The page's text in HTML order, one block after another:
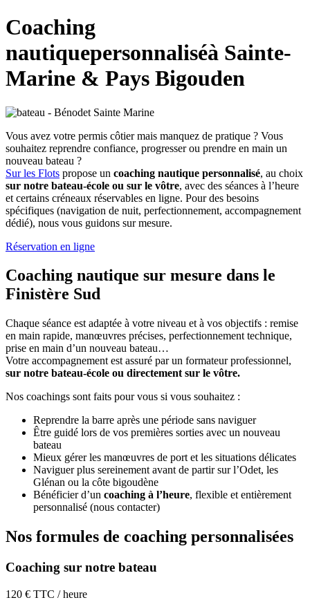
Coaching
nautiquepersonnaliséà Sainte-
Marine & Pays Bigouden
Vous avez votre permis côtier mais manquez de pratique ? Vous
souhaitez reprendre confiance, progresser ou prendre en main un
nouveau bateau ?
Sur les Flots propose un coaching nautique personnalisé, au choix
sur notre bateau-école ou sur le vôtre, avec des séances à l’heure
et certains créneaux réservables en ligne. Pour des besoins
spécifiques (navigation de nuit, perfectionnement, accompagnement
dédié), nous vous guidons sur mesure.
Réservation en ligne
Coaching nautique sur mesure dans le
Finistère Sud
Chaque séance est adaptée à votre niveau et à vos objectifs : remise
en main rapide, manœuvres précises, perfectionnement technique,
prise en main d’un nouveau bateau…
Votre accompagnement est assuré par un formateur professionnel,
sur notre bateau-école ou directement sur le vôtre.
Nos coachings sont faits pour vous si vous souhaitez :
Reprendre la barre après une période sans naviguer
Être guidé lors de vos premières sorties avec un nouveau
bateau
Mieux gérer les manœuvres de port et les situations délicates
Naviguer plus sereinement avant de partir sur l’Odet, les
Glénan ou la côte bigoudène
Bénéficier d’un coaching à l’heure, flexible et entièrement
personnalisé (nous contacter)
Nos formules de coaching personnalisées
Coaching sur notre bateau
120 € TTC / heure